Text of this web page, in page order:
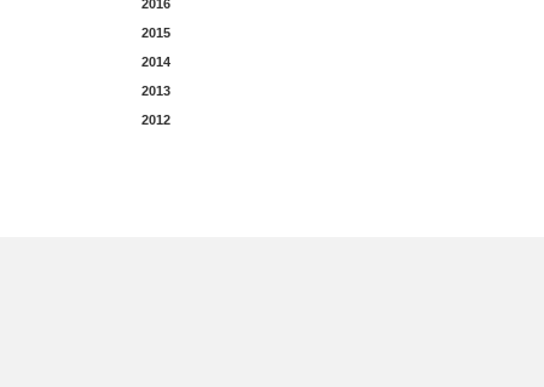
2016
2015
2014
2013
2012